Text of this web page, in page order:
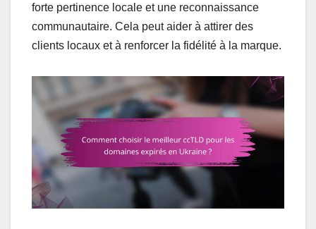
forte pertinence locale et une reconnaissance
communautaire. Cela peut aider à attirer des
clients locaux et à renforcer la fidélité à la marque.